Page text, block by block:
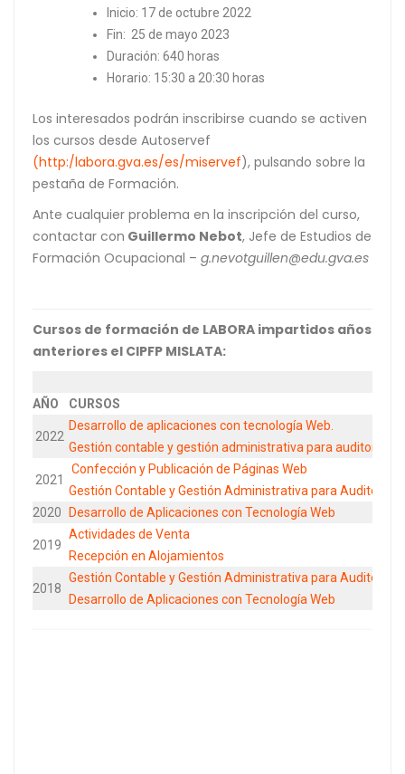
Inicio: 17 de octubre 2022
Fin: 25 de mayo 2023
Duración: 640 horas
Horario: 15:30 a 20:30 horas
Los interesados podrán inscribirse cuando se activen
los cursos desde Autoservef
(http:/labora.gva.es/es/miservef), pulsando sobre la
pestaña de Formación.
Ante cualquier problema en la inscripción del curso,
contactar con Guillermo Nebot, Jefe de Estudios de
Formación Ocupacional – g.nevotguillen@edu.gva.es
Cursos de formación de LABORA impartidos años
anteriores el CIPFP MISLATA:
AÑO CURSOS
2022
Desarrollo de aplicaciones con tecnología Web.
Gestión contable y gestión administrativa para auditoria
2021
Confección y Publicación de Páginas Web
Gestión Contable y Gestión Administrativa para Auditoría
2020
Desarrollo de Aplicaciones con Tecnología Web
2019
Actividades de Venta
Recepción en Alojamientos
2018
Gestión Contable y Gestión Administrativa para Auditoría
Desarrollo de Aplicaciones con Tecnología Web